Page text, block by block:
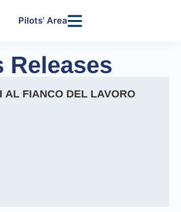
Pilots’ Area
Releases
AL FIANCO DEL LAVORO